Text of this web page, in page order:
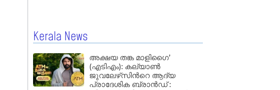
Kerala News
അക്ഷയ തങ്ക മാളിഗൈ’
(എടിഎം): കല്യാണ്‍
ജുവലേഴ്‌സിന്‍റെ ആദ്യ
പ്രാദേശിക ബ്രാന്‍ഡ് :